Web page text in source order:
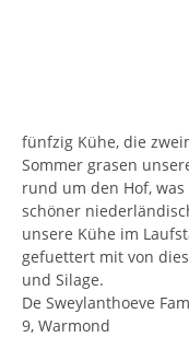
fünfzig Kühe, die
Sommer grasen
rund um den Hof,
schöner
unsere Kühe im
gefuettert mit von
und Silage.
De Sweylanthoeve
9, Warmond